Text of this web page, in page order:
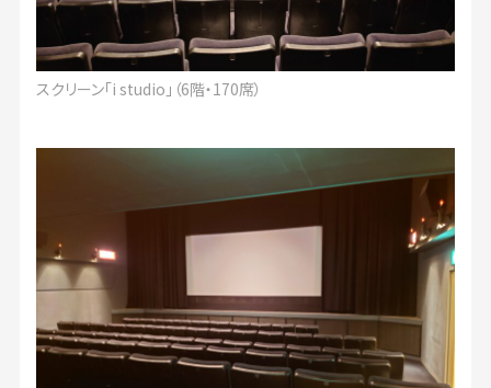
スクリーン「i studio」（6階・170席）